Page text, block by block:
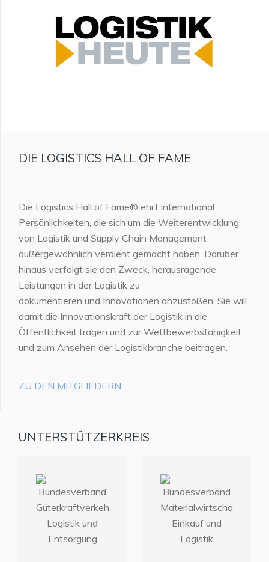
DIE LOGISTICS HALL OF FAME
Die Logistics Hall of Fame® ehrt international
Persönlichkeiten, die sich um die Weiterentwicklung
von Logistik und Supply Chain Management
außergewöhnlich verdient gemacht haben. Darüber
hinaus verfolgt sie den Zweck, herausragende
Leistungen in der Logistik zu
dokumentieren und Innovationen anzustoßen. Sie will
damit die Innovationskraft der Logistik in die
Öffentlichkeit tragen und zur Wettbewerbsfähigkeit
und zum Ansehen der Logistikbranche beitragen.
ZU DEN MITGLIEDERN
UNTERSTÜTZERKREIS